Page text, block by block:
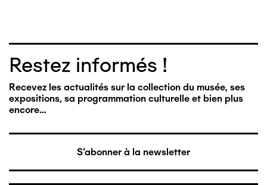
Restez informés !
Recevez les actualités sur la collection du musée, ses
expositions, sa programmation culturelle et bien plus
encore…
S'abonner à la newsletter